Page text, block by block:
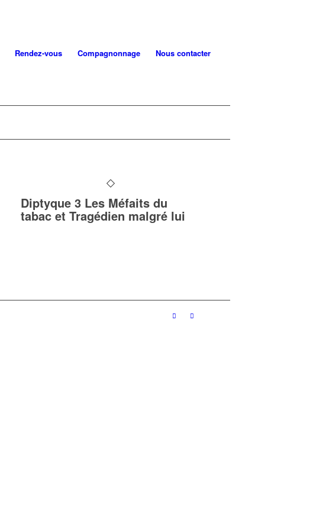
Rendez-vous Compagnonnage Nous contacter
Diptyque 3 Les Méfaits du
tabac et Tragédien malgré lui